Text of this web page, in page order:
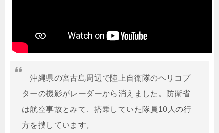
沖縄県の宮古島周辺で陸上自衛隊のヘリコプ
ターの機影がレーダーから消えました。防衛省
は航空事故とみて、搭乗していた隊員10人の行
方を捜しています。